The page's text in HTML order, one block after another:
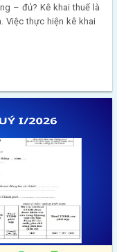
– đủ? Kê khai thuế là
Việc thực hiện kê khai